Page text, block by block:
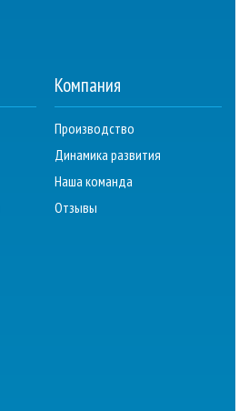
Компания
Производство
Динамика развития
Наша команда
Отзывы